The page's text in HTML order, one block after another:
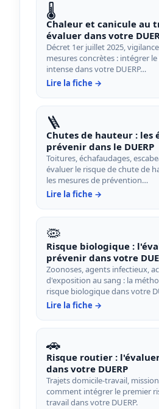
🌡️
Chaleur et canicule au
évaluer dans votre
Décret 1er juillet 2025,
mesures concrètes : intégrer
intense dans votre DUERP…
Lire la fiche →
🪜
Chutes de hauteur : les
prévenir dans le DUERP
Toitures, échafaudages,
évaluer le risque de chute de
les mesures de prévention…
Lire la fiche →
🦠
Risque biologique :
prévenir dans votre
Zoonoses, agents infectieux,
d'exposition au sang : la
risque biologique dans votre
Lire la fiche →
🚗
Risque routier :
dans votre DUERP
Trajets domicile-travail,
comment intégrer le premier
travail dans votre DUERP.